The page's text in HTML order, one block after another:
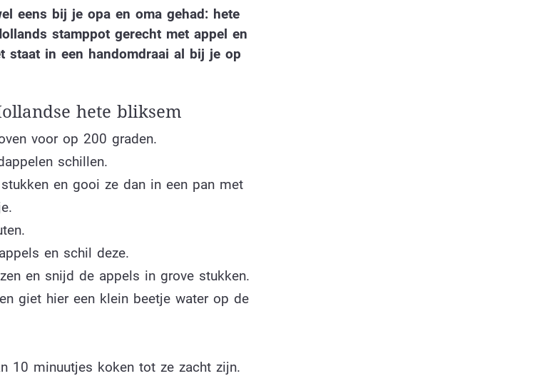
eens bij je opa en oma gehad: hete
stamppot gerecht met appel en
staat in een handomdraai al bij je op
hete bliksem
voor op 200 graden.
schillen.
en gooi ze dan in een pan met
en schil deze.
en snijd de appels in grove stukken.
giet hier een klein beetje water op de
10 minuutjes koken tot ze zacht zijn.